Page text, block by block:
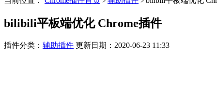
bilibili平板端优化 Chrome插件
插件分类： 辅助插件 更新日期：2020-06-23 11:33